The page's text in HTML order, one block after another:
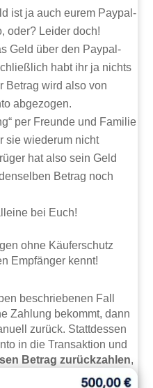
ist ja auch eurem Paypal-
oder? Leider doch!
Geld über den Paypal-
habt ihr ja nichts
Betrag wird also von
abgezogen.
per Freunde und Familie
sie wiederum nicht
hat also sein Geld
Betrag noch
bei Euch!
ohne Käuferschutz
Empfänger kennt!
beschriebenen Fall
Zahlung bekommt, dann
zurück. Stattdessen
in die Transaktion und
Betrag zurückzahlen,